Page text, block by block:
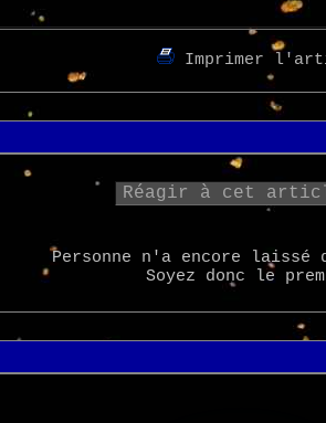
Imprimer
Réagir à cet
Personne n'a encore laissé
Soyez donc le